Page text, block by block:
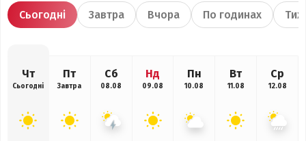
Сьогодні Завтра Вчора По годинах
Чт
Сьогодні
Пт
Завтра
Сб
08.08
Нд
09.08
Пн
10.08
Вт
11.08
Ср
12.08